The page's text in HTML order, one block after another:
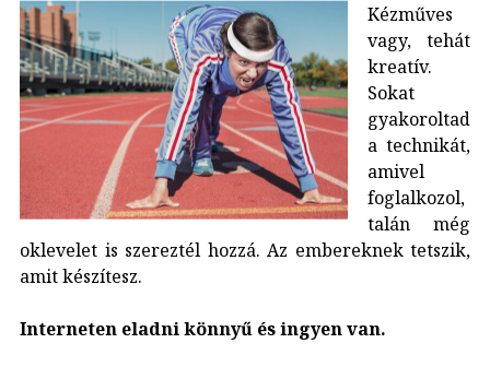
Kézműves
vagy, tehát
kreatív.
Sokat
gyakoroltad
a technikát,
amivel
foglalkozol,
talán még
oklevelet is szereztél hozzá. Az embereknek tetszik,
amit készítesz.
Interneten eladni könnyű és ingyen van.